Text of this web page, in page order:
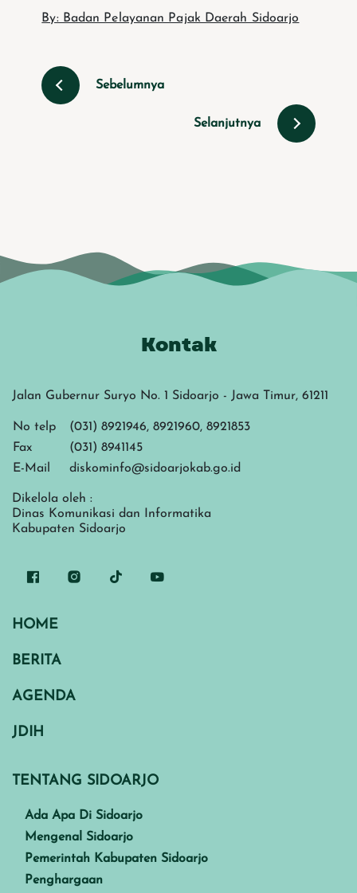
By: Badan Pelayanan Pajak Daerah Sidoarjo
Sebelumnya
Selanjutnya
Kontak
Jalan Gubernur Suryo No. 1 Sidoarjo - Jawa Timur, 61211
No telp
(031) 8921946, 8921960, 8921853
Fax
(031) 8941145
E-Mail
diskominfo@sidoarjokab.go.id
Dikelola oleh :
Dinas Komunikasi dan Informatika
Kabupaten Sidoarjo
HOME
BERITA
AGENDA
JDIH
TENTANG SIDOARJO
Ada Apa Di Sidoarjo
Mengenal Sidoarjo
Pemerintah Kabupaten Sidoarjo
Penghargaan